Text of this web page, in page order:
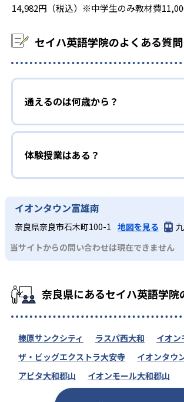
14,982円（税込）※中学生のみ教材費
セイハ英語学院のよくある質問
通えるのは何歳から？
体験授業はある？
イオンタウン富雄南
奈良県奈良市石木町100-1 地図を見る
当サイトからの問い合わせは現在できません
奈良県にあるセイハ英語学院
榛原サンクシティ ラスパ西大和
イオン
ザ・ビッグエクストラ大安寺
イオンタウ
アピタ大和郡山
イオンモール大和郡山